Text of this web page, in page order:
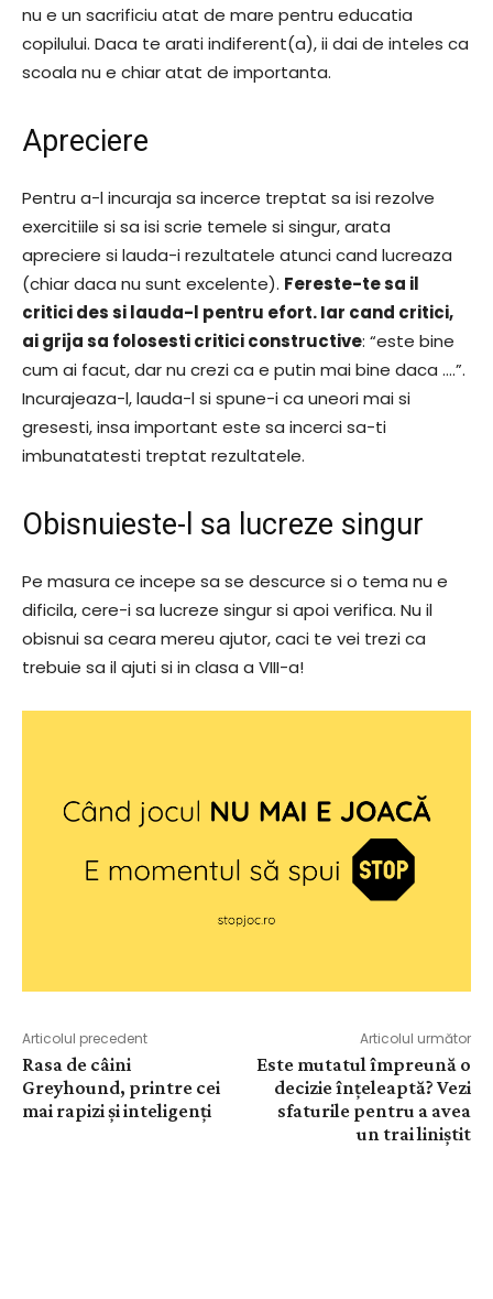
nu e un sacrificiu atat de mare pentru educatia
copilului. Daca te arati indiferent(a), ii dai de inteles ca
scoala nu e chiar atat de importanta.
Apreciere
Pentru a-l incuraja sa incerce treptat sa isi rezolve
exercitiile si sa isi scrie temele si singur, arata
apreciere si lauda-i rezultatele atunci cand lucreaza
(chiar daca nu sunt excelente). Fereste-te sa il
critici des si lauda-l pentru efort. Iar cand critici,
ai grija sa folosesti critici constructive: “este bine
cum ai facut, dar nu crezi ca e putin mai bine daca ….”.
Incurajeaza-l, lauda-l si spune-i ca uneori mai si
gresesti, insa important este sa incerci sa-ti
imbunatatesti treptat rezultatele.
Obisnuieste-l sa lucreze singur
Pe masura ce incepe sa se descurce si o tema nu e
dificila, cere-i sa lucreze singur si apoi verifica. Nu il
obisnui sa ceara mereu ajutor, caci te vei trezi ca
trebuie sa il ajuti si in clasa a VIII-a!
Articolul precedent
Rasa de câini
Greyhound, printre cei
mai rapizi și inteligenți
Articolul următor
Este mutatul împreună o
decizie înțeleaptă? Vezi
sfaturile pentru a avea
un trai liniștit